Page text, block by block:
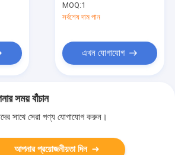
MOQ:1
সর্বশেষ দাম পান
এখন যোগাযোগ
সময় বাঁচান
সাথে সেরা পণ্য যোগাযোগ করুন।
আপনার প্রয়োজনীয়তা দিন